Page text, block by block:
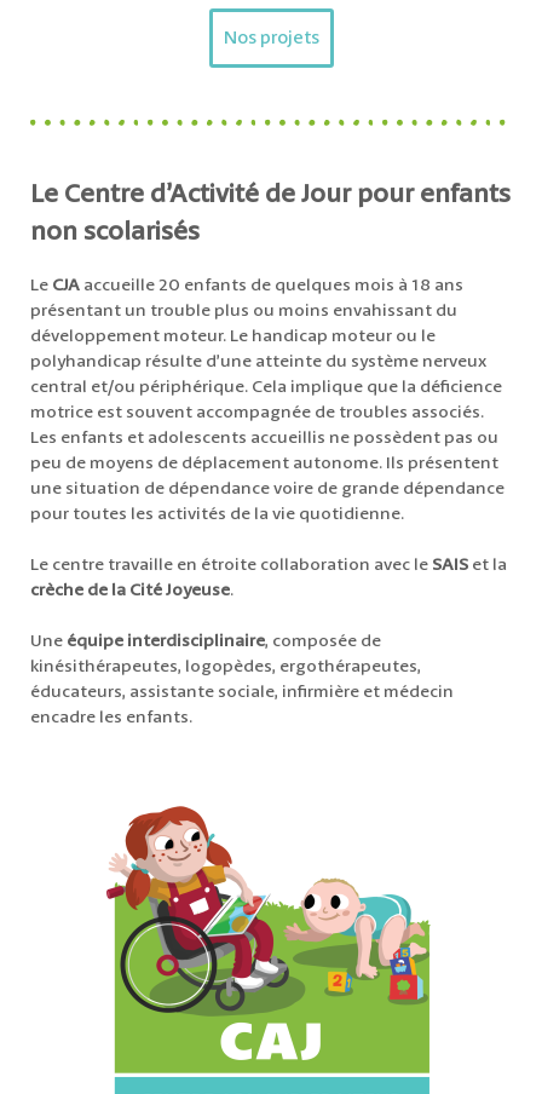
Nos projets
Le Centre d’Activité de Jour pour enfants
non scolarisés
Le CJA accueille 20 enfants de quelques mois à 18 ans
présentant un trouble plus ou moins envahissant du
développement moteur. Le handicap moteur ou le
polyhandicap résulte d’une atteinte du système nerveux
central et/ou périphérique. Cela implique que la déficience
motrice est souvent accompagnée de troubles associés.
Les enfants et adolescents accueillis ne possèdent pas ou
peu de moyens de déplacement autonome. Ils présentent
une situation de dépendance voire de grande dépendance
pour toutes les activités de la vie quotidienne.
Le centre travaille en étroite collaboration avec le SAIS et la
crèche de la Cité Joyeuse.
Une équipe interdisciplinaire, composée de
kinésithérapeutes, logopèdes, ergothérapeutes,
éducateurs, assistante sociale, infirmière et médecin
encadre les enfants.